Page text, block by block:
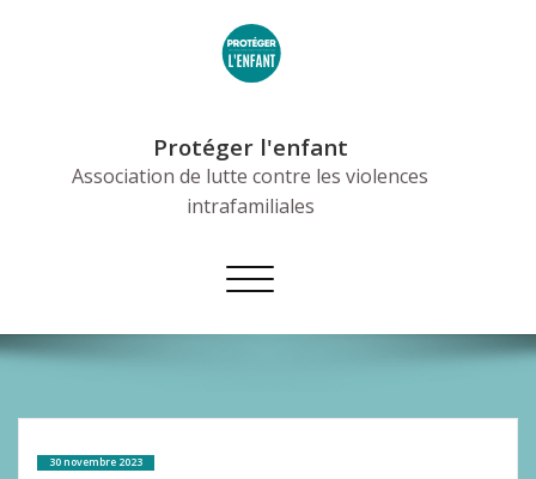
Protéger l'enfant
Association de lutte contre les violences
intrafamiliales
Afficher/masquer
la
30 novembre 2023